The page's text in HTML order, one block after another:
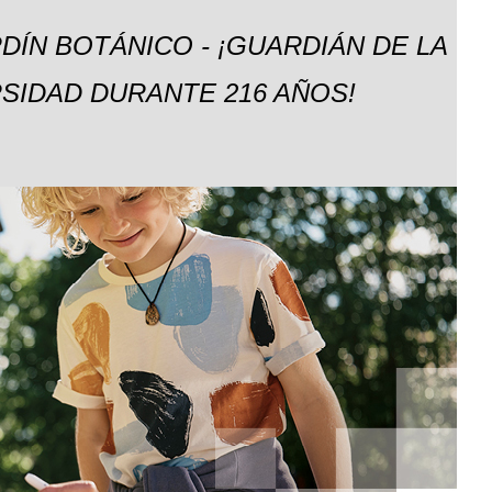
BOTÁNICO - ¡GUARDIÁN DE LA
DURANTE 216 AÑOS!